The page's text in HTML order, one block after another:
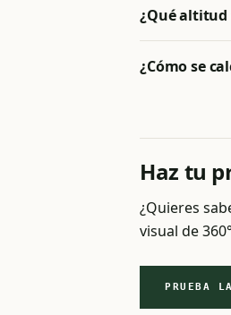
¿Qué altitud
¿Cómo se
Haz tu
¿Quieres
visual de
PRUEBA